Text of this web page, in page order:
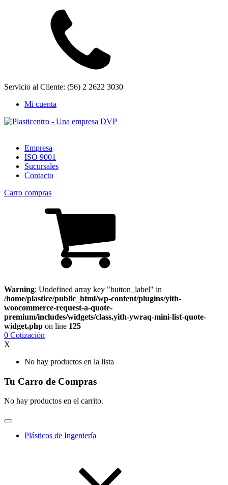
Servicio al Cliente: (56) 2 2622 3030
Mi cuenta
Empresa
ISO 9001
Sucursales
Contacto
Carro compras
Warning: Undefined array key "button_label" in
/home/plastice/public_html/wp-content/plugins/yith-
woocommerce-request-a-quote-
premium/includes/widgets/class.yith-ywraq-mini-list-quote-
widget.php on line 125
0 Cotización
X
No hay productos en la lista
Tu Carro de Compras
No hay productos en el carrito.
Plásticos de Ingeniería